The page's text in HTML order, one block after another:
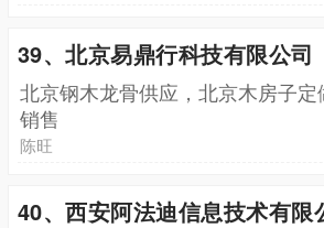
39、北京易鼎行科技有限公司
北京钢木龙骨供应，北京木房子
销售
陈旺
40、西安阿法迪信息技术有限